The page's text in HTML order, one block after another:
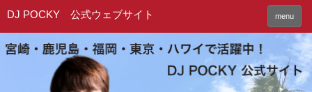
menu
DJ POCKY 公式ウェブサイト